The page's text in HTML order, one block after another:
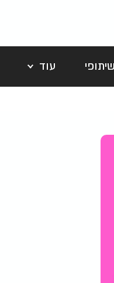
שיתופי
עוד